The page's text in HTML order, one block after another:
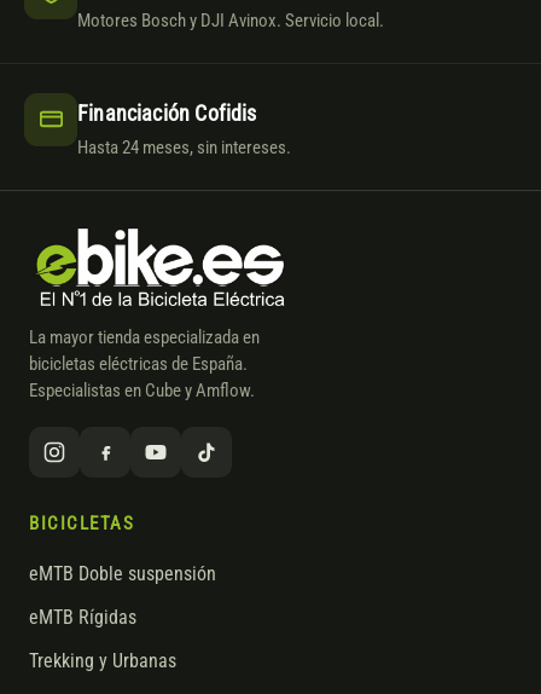
Motores Bosch y DJI Avinox. Servicio local.
Financiación Cofidis
Hasta 24 meses, sin intereses.
La mayor tienda especializada en
bicicletas eléctricas de España.
Especialistas en Cube y Amflow.
BICICLETAS
eMTB Doble suspensión
eMTB Rígidas
Trekking y Urbanas